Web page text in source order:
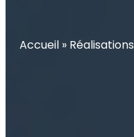
Accueil » Réalisations